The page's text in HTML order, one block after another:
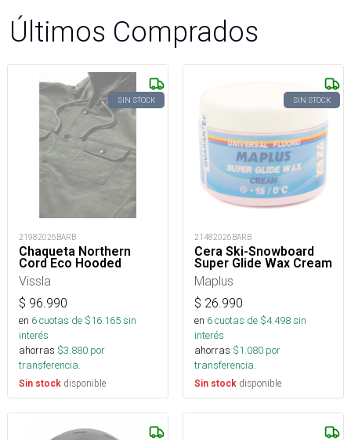
Últimos Comprados
SIN STOCK
21982026BARB
Chaqueta Northern
Cord Eco Hooded
Vissla
$ 96.990
en 6cuotas de $16.165sin
interés
ahorras $3.880 por
transferencia.
Sin stock disponible
SIN STOCK
21482026BARB
Cera Ski-Snowboard
Super Glide Wax Cream
Maplus
$ 26.990
en 6cuotas de $4.498sin
interés
ahorras $1.080 por
transferencia.
Sin stock disponible